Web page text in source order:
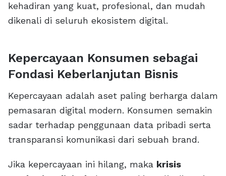
kehadiran yang kuat, profesional, dan mudah
dikenali di seluruh ekosistem digital.
Kepercayaan Konsumen sebagai
Fondasi Keberlanjutan Bisnis
Kepercayaan adalah aset paling berharga dalam
pemasaran digital modern. Konsumen semakin
sadar terhadap penggunaan data pribadi serta
transparansi komunikasi dari sebuah brand.
Jika kepercayaan ini hilang, maka krisis